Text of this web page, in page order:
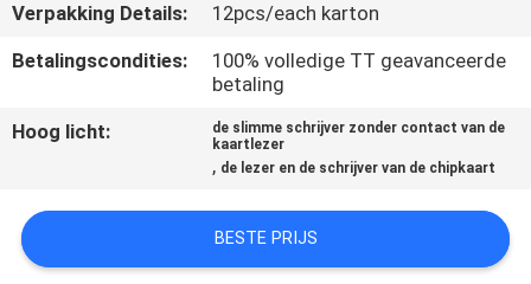
KWALITEITSCONTROLE
ONS
VERZOEK
OM
Verpakking Details:
12pcs/each karton
Betalingscondities:
100% volledige TT geavanceerde
betaling
Hoog licht:
de slimme schrijver zonder contact van de
kaartlezer
, de lezer en de schrijver van de chipkaart
BESTE PRIJS